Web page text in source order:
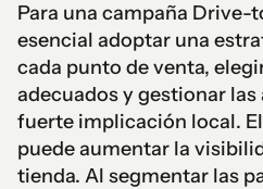
Para una campaña Drive-
esencial adoptar una
cada punto de venta,
adecuados y gestionar
fuerte implicación local.
puede aumentar la
tienda. Al segmentar las